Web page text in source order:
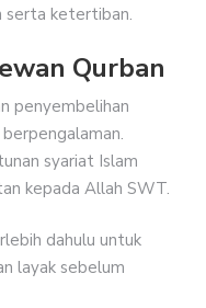
serta ketertiban.
Qurban
penyembelihan
syariat Islam
kepada Allah SWT.
dahulu untuk
layak sebelum